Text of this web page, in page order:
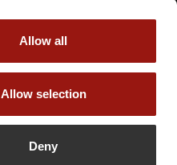
Allow all
Allow selection
Deny